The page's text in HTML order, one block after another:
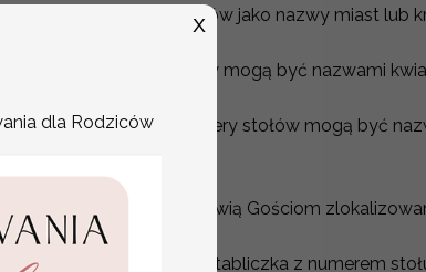
– numery stołów jako nazwy miast lub
– numery stołów mogą być nazwami
Filmy lub książki
– numery stołów mogą być
na stół weselny ułatwią Gościom
grafika sprawi, że tabliczka z numerem
dla Rodziców
X